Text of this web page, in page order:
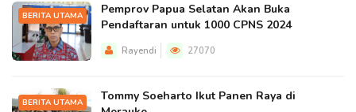
BERITA UTAMA
Pemprov Papua Selatan Akan Buka
Pendaftaran untuk 1000 CPNS 2024
Rayendi 27070
BERITA UTAMA
Tommy Soeharto Ikut Panen Raya di